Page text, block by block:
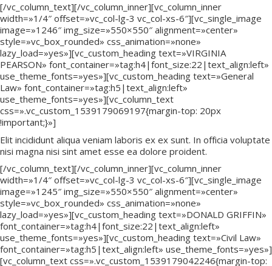
[/vc_column_text][/vc_column_inner][vc_column_inner
width=»1/4″ offset=»vc_col-lg-3 vc_col-xs-6″][vc_single_image
image=»1246″ img_size=»550×550″ alignment=»center»
style=»vc_box_rounded» css_animation=»none»
lazy_load=»yes»][vc_custom_heading text=»VIRGINIA
PEARSON» font_container=»tag:h4|font_size:22|text_align:left»
use_theme_fonts=»yes»][vc_custom_heading text=»General
Law» font_container=»tag:h5|text_align:left»
use_theme_fonts=»yes»][vc_column_text
css=».vc_custom_1539179069197{margin-top: 20px
!important;}»]
Elit incididunt aliqua veniam laboris ex ex sunt. In officia voluptate
nisi magna nisi sint amet esse ea dolore proident.
[/vc_column_text][/vc_column_inner][vc_column_inner
width=»1/4″ offset=»vc_col-lg-3 vc_col-xs-6″][vc_single_image
image=»1245″ img_size=»550×550″ alignment=»center»
style=»vc_box_rounded» css_animation=»none»
lazy_load=»yes»][vc_custom_heading text=»DONALD GRIFFIN»
font_container=»tag:h4|font_size:22|text_align:left»
use_theme_fonts=»yes»][vc_custom_heading text=»Civil Law»
font_container=»tag:h5|text_align:left» use_theme_fonts=»yes»]
[vc_column_text css=».vc_custom_1539179042246{margin-top: